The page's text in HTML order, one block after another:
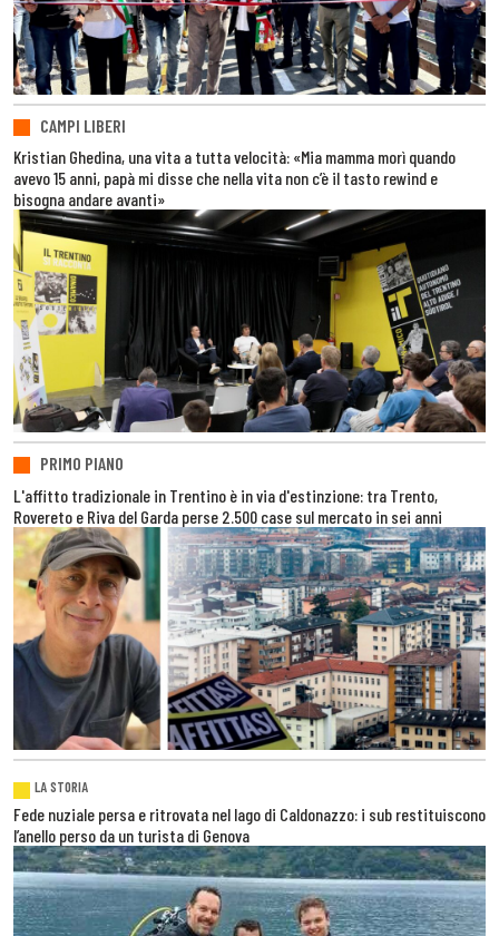
CAMPI LIBERI
Kristian Ghedina, una vita a tutta velocità: «Mia mamma morì quando
avevo 15 anni, papà mi disse che nella vita non c’è il tasto rewind e
bisogna andare avanti»
PRIMO PIANO
L'affitto tradizionale in Trentino è in via d'estinzione: tra Trento,
Rovereto e Riva del Garda perse 2.500 case sul mercato in sei anni
LA STORIA
Fede nuziale persa e ritrovata nel lago di Caldonazzo: i sub restituiscono
l’anello perso da un turista di Genova